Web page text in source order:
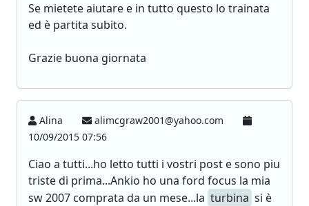
Se mietete aiutare e in tutto questo lo trainata
ed è partita subito.
Grazie buona giornata
Alina
alimcgraw2001@yahoo.com
10/09/2015 07:56
Ciao a tutti...ho letto tutti i vostri post e sono piu
triste di prima...Ankio ho una ford focus la mia
sw 2007 comprata da un mese...la turbina si è